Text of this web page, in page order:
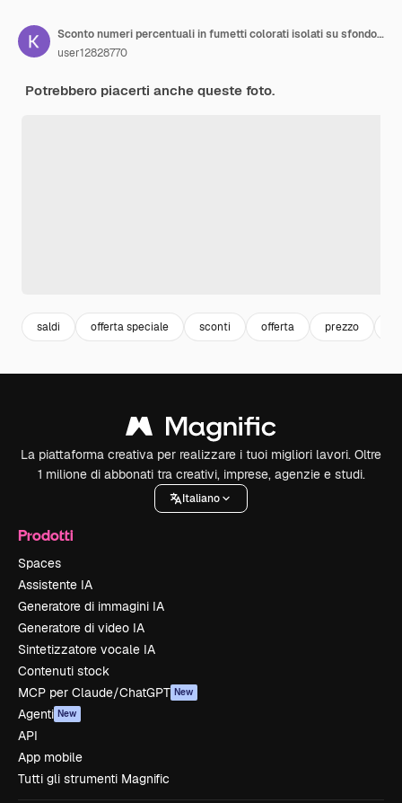
Sconto numeri percentuali in fumetti colorati isolati su sfondo bianco. Promozione aziendale, vendita e concetto di riduzione dei prezzi. Illustrazione 3D.
user12828770
Potrebbero piacerti anche queste foto.
saldi offerta speciale sconti offerta prezzo
La piattaforma creativa per realizzare i tuoi migliori lavori. Oltre
1 milione di abbonati tra creativi, imprese, agenzie e studi.
Italiano
Prodotti
Spaces
Assistente IA
Generatore di immagini IA
Generatore di video IA
Sintetizzatore vocale IA
Contenuti stock
MCP per Claude/ChatGPT New
Agenti New
API
App mobile
Tutti gli strumenti Magnific